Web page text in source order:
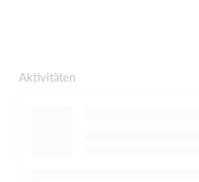
Aktivitäten